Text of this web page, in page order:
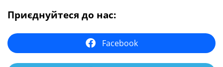
Приєднуйтеся до нас:
Facebook